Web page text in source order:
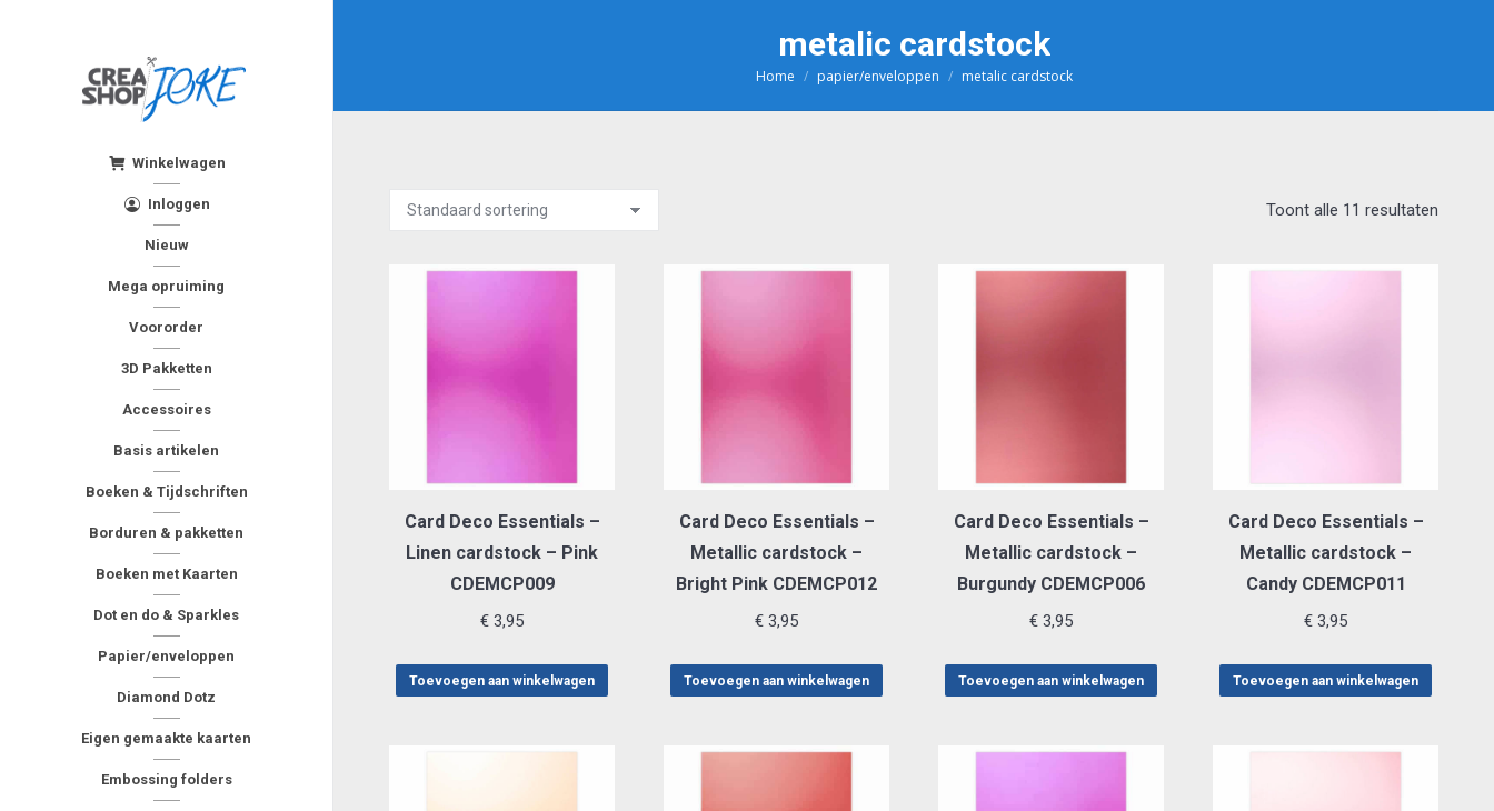
Winkelwagen
Inloggen
Nieuw
Mega opruiming
Voororder
3D Pakketten
Accessoires
Basis artikelen
Boeken & Tijdschriften
Borduren & pakketten
Boeken met Kaarten
Dot en do & Sparkles
Papier/enveloppen
Diamond Dotz
Eigen gemaakte kaarten
Embossing folders
metalic cardstock
Je bent hier:
Home papier/enveloppen metalic cardstock
Toont alle 11 resultaten
Card Deco Essentials –
Linen cardstock – Pink
CDEMCP009
€ 3,95
Toevoegen aan winkelwagen
Card Deco Essentials –
Metallic cardstock –
Bright Pink CDEMCP012
€ 3,95
Toevoegen aan winkelwagen
Card Deco Essentials –
Metallic cardstock –
Burgundy CDEMCP006
€ 3,95
Toevoegen aan winkelwagen
Card Deco Essentials –
Metallic cardstock –
Candy CDEMCP011
€ 3,95
Toevoegen aan winkelwagen